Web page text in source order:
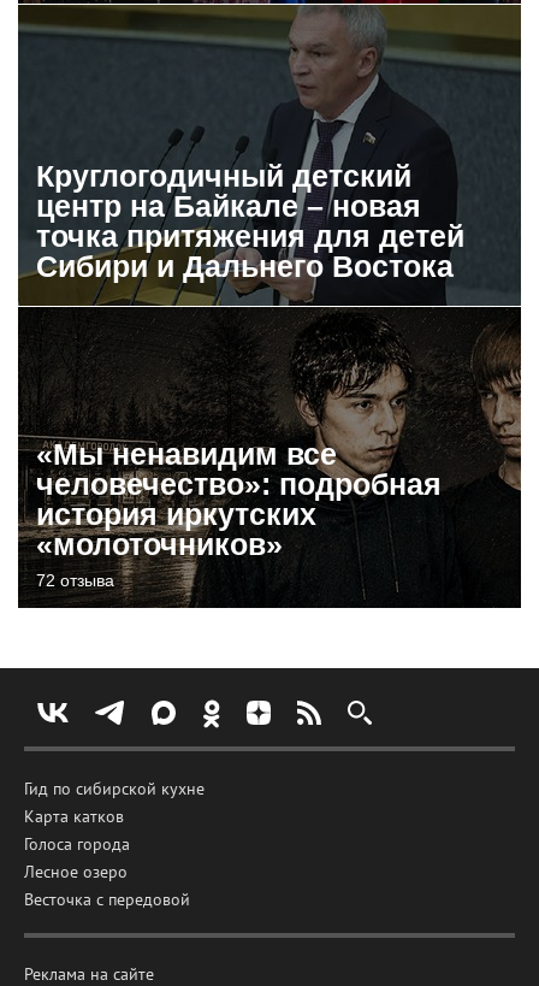
Круглогодичный детский
центр на Байкале – новая
точка притяжения для детей
Сибири и Дальнего Востока
«Мы ненавидим все
человечество»: подробная
история иркутских
«молоточников»
72 отзыва
Гид по сибирской кухне
Карта катков
Голоса города
Лесное озеро
Весточка с передовой
Реклама на сайте